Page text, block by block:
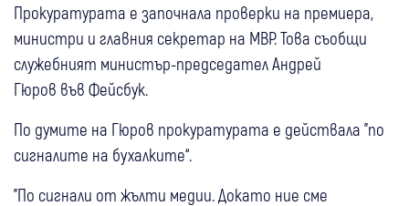
Прокуратурата е започнала проверки на премиера,
министри и главния секретар на МВР. Това съобщи
служебният министър-председател Андрей
Гюров във Фейсбук.
По думите на Гюров прокуратурата е действала "по
сигналите на бухалките“.
"По сигнали от жълти медии. Докато ние сме